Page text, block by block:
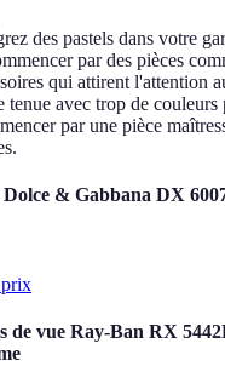
des pastels dans votre
par des pièces
qui attirent l'attention
tenue avec trop de
par une pièce
Dolce & Gabbana DX
de vue Ray-Ban RX